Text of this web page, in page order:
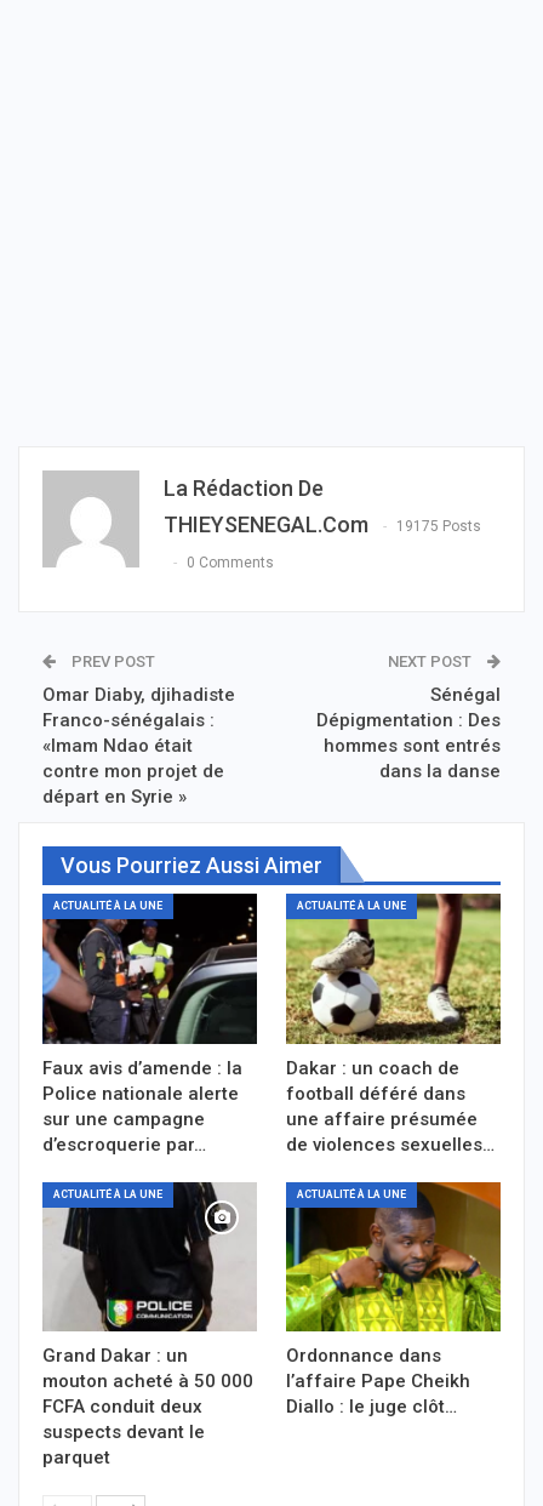
La Rédaction De
THIEYSENEGAL.com
19175 Posts
0 Comments
PREV POST
Omar Diaby, djihadiste
Franco-sénégalais :
«Imam Ndao était
contre mon projet de
départ en Syrie »
NEXT POST
Sénégal
Dépigmentation : Des
hommes sont entrés
dans la danse
Vous Pourriez Aussi Aimer
ACTUALITÉ À LA UNE
Faux avis d’amende : la
Police nationale alerte
sur une campagne
d’escroquerie par…
ACTUALITÉ À LA UNE
Dakar : un coach de
football déféré dans
une affaire présumée
de violences sexuelles…
ACTUALITÉ À LA UNE
Grand Dakar : un
mouton acheté à 50 000
FCFA conduit deux
suspects devant le
parquet
ACTUALITÉ À LA UNE
Ordonnance dans
l’affaire Pape Cheikh
Diallo : le juge clôt…